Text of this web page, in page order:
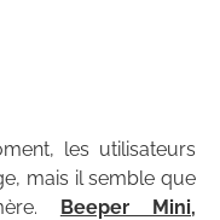
les utilisateurs
mais il semble que
Beeper Mini,